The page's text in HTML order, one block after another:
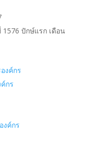
ปักษ์แรก เดือน
งค์กร
กร
งค์กร